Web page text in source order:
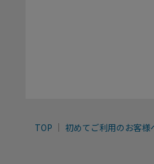
TOP 初めてご利用のお客様